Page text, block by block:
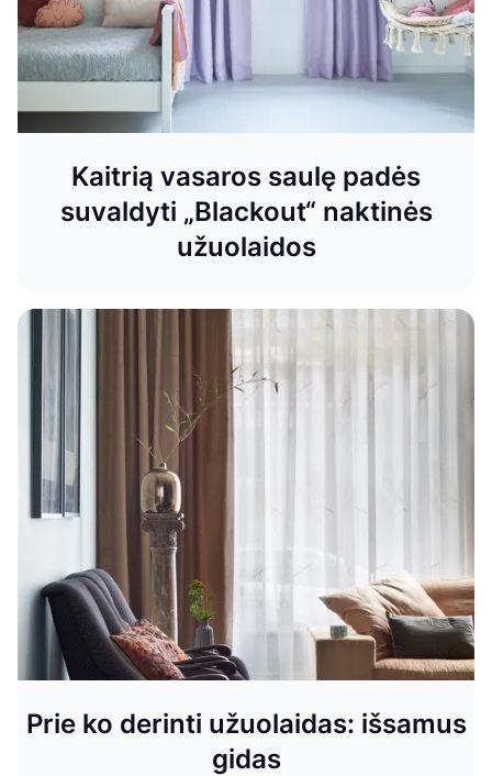
Kaitrią vasaros saulę padės
suvaldyti „Blackout“ naktinės
užuolaidos
Prie ko derinti užuolaidas: išsamus
gidas